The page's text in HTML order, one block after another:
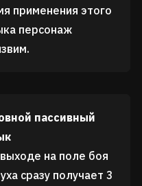
применения этого
персонаж
пассивный
на поле боя
сразу получает 3